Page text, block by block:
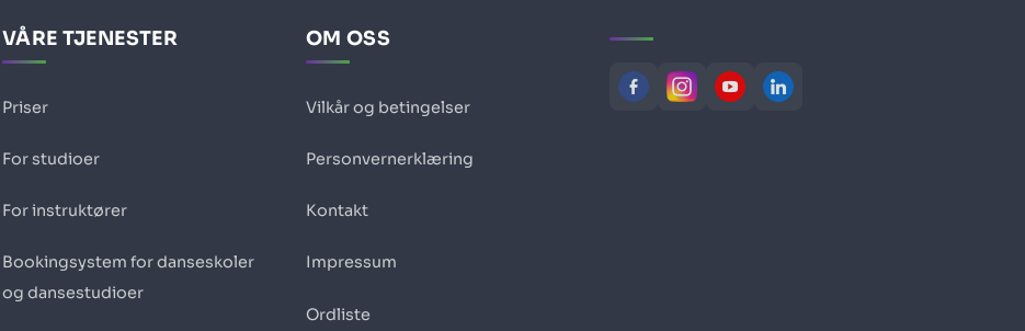
VÅRE TJENESTER
Priser
For studioer
For instruktører
Bookingsystem for danseskoler
og dansestudioer
OM OSS
Vilkår og betingelser
Personvernerklæring
Kontakt
Impressum
Ordliste